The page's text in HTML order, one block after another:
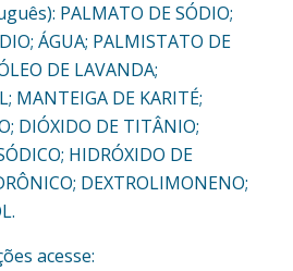
PALMATO DE SÓDIO;
ÁGUA; PALMISTATO DE
DE LAVANDA;
MANTEIGA DE KARITÉ;
DIÓXIDO DE TITÂNIO;
HIDRÓXIDO DE
DEXTROLIMONENO;
acesse: